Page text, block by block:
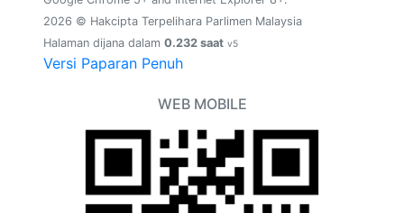
2026 © Hakcipta Terpelihara Parlimen Malaysia
Halaman dijana dalam 0.232 saat v5
Versi Paparan Penuh
WEB MOBILE